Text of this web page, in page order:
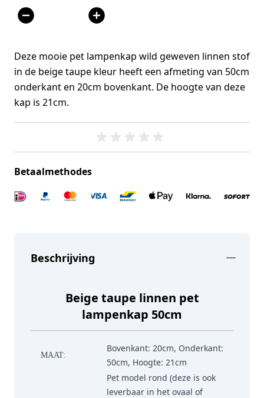
Aantal
Deze mooie pet lampenkap wild geweven linnen stof
in de beige taupe kleur heeft een afmeting van 50cm
onderkant en 20cm bovenkant. De hoogte van deze
kap is 21cm.
Betaalmethodes
Beschrijving
Beige taupe linnen pet
lampenkap 50cm
MAAT:
Bovenkant: 20cm, Onderkant:
50cm, Hoogte: 21cm
Pet model rond (deze is ook
leverbaar in het ovaal of